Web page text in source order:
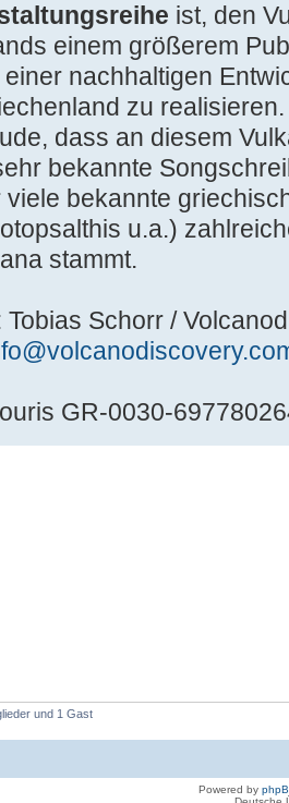
ist, den
einem größerem
nachhaltigen
zu
dass an diesem
bekannte
viele bekannte
u.a.)
stammt.
Tobias Schorr /
GR-0030-
und 1 Gast
Powered by